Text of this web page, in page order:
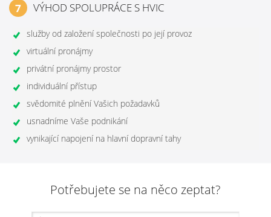
7 VÝHOD SPOLUPRÁCE S HVIC
služby od založení společnosti po její provoz
virtuální pronájmy
privátní pronájmy prostor
individuální přístup
svědomité plnění Vašich požadavků
usnadníme Vaše podnikání
vynikající napojení na hlavní dopravní tahy
Potřebujete se na něco zeptat?